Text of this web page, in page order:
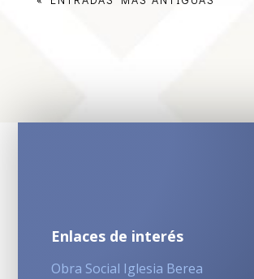
Enlaces de interés
Obra Social Iglesia Berea